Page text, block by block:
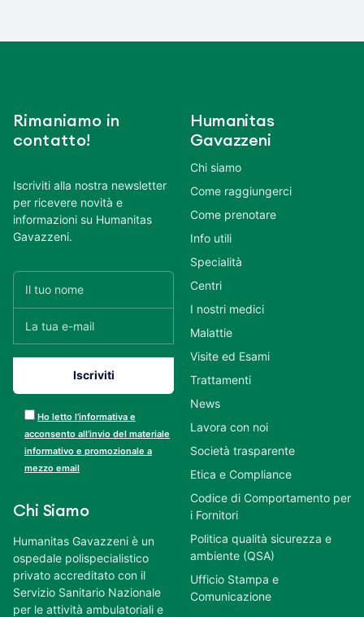
Rimaniamo in
contatto!
Iscriviti alla nostra newsletter
per ricevere novità e
informazioni su Humanitas
Gavazzeni.
Ho letto l’informativa e
acconsento all’invio del materiale
informativo e promozionale a
mezzo email
Chi Siamo
Humanitas Gavazzeni è un
ospedale polispecialistico
privato accreditato con il
Servizio Sanitario Nazionale
per le attività ambulatoriali e
Humanitas
Gavazzeni
Chi siamo
Come raggiungerci
Come prenotare
Info utili
Specialità
Centri
I nostri medici
Malattie
Visite ed Esami
Trattamenti
News
Lavora con noi
Società trasparente
Etica e Compliance
Codice di Comportamento per
i Fornitori
Politica qualità sicurezza e
ambiente (QSA)
Ufficio Stampa e
Comunicazione